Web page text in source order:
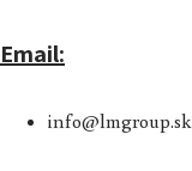
Email:
info@lmgroup.sk